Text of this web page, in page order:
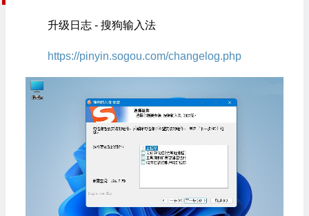
升级日志 - 搜狗输入法
https://pinyin.sogou.com/changelog.php